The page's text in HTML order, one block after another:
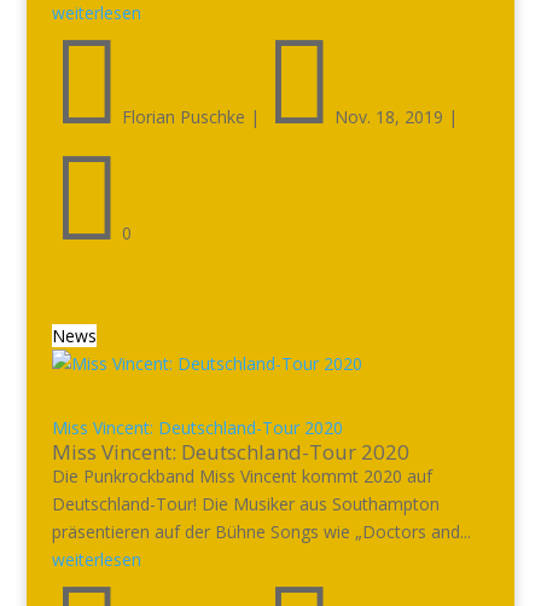
weiterlesen
 Florian Puschke |  Nov. 18, 2019 |
 0
News
Miss Vincent: Deutschland-Tour 2020
Miss Vincent: Deutschland-Tour 2020
Die Punkrockband Miss Vincent kommt 2020 auf
Deutschland-Tour! Die Musiker aus Southampton
präsentieren auf der Bühne Songs wie „Doctors and...
weiterlesen